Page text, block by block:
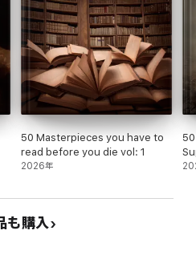
50 Masterpieces you have to
read before you die vol: 1
2026年
も購入